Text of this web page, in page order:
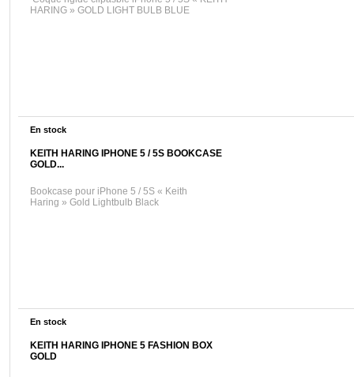
HARING » GOLD LIGHT BULB BLUE
En stock
KEITH HARING IPHONE 5 / 5S BOOKCASE
GOLD...
Bookcase pour iPhone 5 / 5S « Keith
Haring » Gold Lightbulb Black
En stock
KEITH HARING IPHONE 5 FASHION BOX
GOLD